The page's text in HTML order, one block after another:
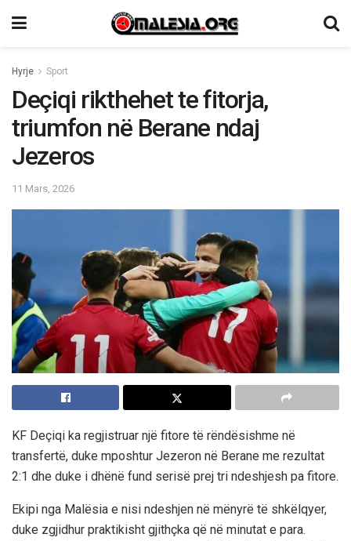
Hyrje Sport
Deçiqi rikthehet te fitorja,
triumfon në Berane ndaj
Jezeros
11 Mars, 2026
KF Deçiqi ka regjistruar një fitore të rëndësishme në
transfertë, duke mposhtur Jezeron në Berane me rezultat
2:1 dhe duke i dhënë fund serisë prej tri ndeshjesh pa fitore.
Ekipi nga Malësia e nisi ndeshjen në mënyrë të shkëlqyer,
duke zgjidhur praktikisht gjithçka që në minutat e para.